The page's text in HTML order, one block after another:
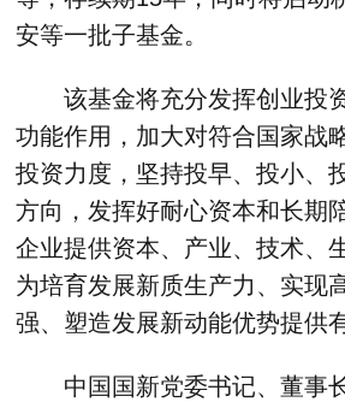
安等一批子基金。
该基金将充分发挥创业投
功能作用，加大对符合国家战
投资力度，坚持投早、投小、
方向，发挥好耐心资本和长期
企业提供资本、产业、技术、
为培育发展新质生产力、实现
强、塑造发展新动能优势提供
中国国新党委书记、董事